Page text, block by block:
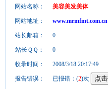
网站名称：
美容美发美体
网站地址： www.mrmfmt.com.cn
站长邮箱： 0
站长ＱＱ： 0
收录时间： 2008/3/18 20:17:49
报告错误： 已报错：(2)次